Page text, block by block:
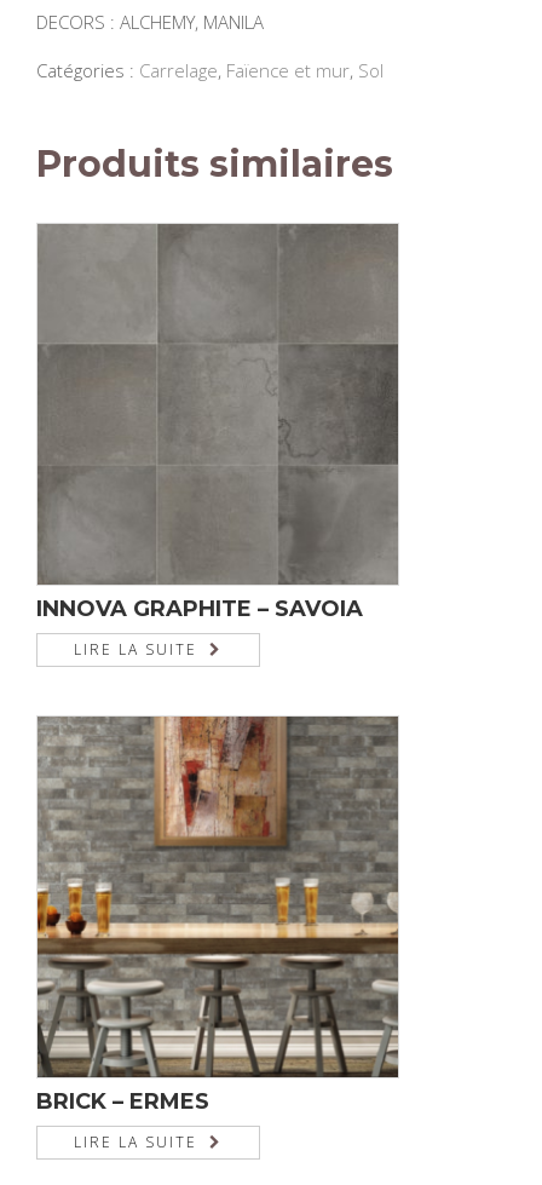
DECORS : ALCHEMY, MANILA
Catégories : Carrelage, Faïence et mur, Sol
Produits similaires
INNOVA GRAPHITE – SAVOIA
LIRE LA SUITE
BRICK – ERMES
LIRE LA SUITE